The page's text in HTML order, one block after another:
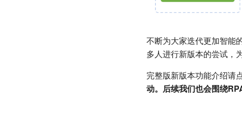
不断为大家迭代更加智能
多人进行新版本的尝试，
完整版新版本功能介绍请
动。 后续我们也会围绕